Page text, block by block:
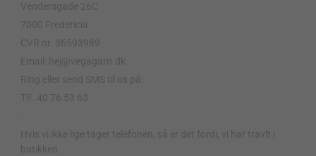
Vendersgade 26C
7000 Fredericia
CVR nr. 36593989
Email: hej@vegagarn.dk
Ring eller send SMS til os på:
Tlf. 40 76 53 63
Hvis vi ikke lige tager telefonen, så er det fordi, vi har travlt i
butikken.